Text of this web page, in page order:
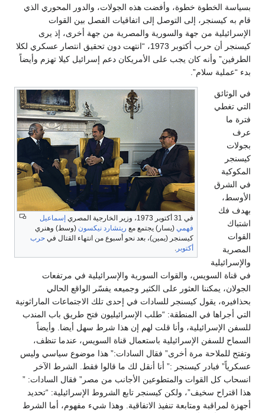
بسياسة الخطوة خطوة، وأفضت هذه الجولات، والدور المحوري الذي
قام به كيسنجر، إلى التوصل إلى اتفاقيات الفصل بين القوات
الإسرائيلية من جهة والسورية والمصرية من جهة أخرى، إذ يرى
كيسنجر أن حرب أكتوبر 1973، “انتهت دون تحقيق انتصار عسكري لكلا
الطرفين” وأنه كان يجب على الأمريكان دعم إسرائيل كيلا تهزم وأيضاً
بدء “عملية سلام”.
في 31 أكتوبر 1973، وزير الخارجية المصري
إسماعيل
فهمي (يسار) يجتمع مع ريتشارد نيكسون (وسط) وهنري
كيسنجر (يمين)، بعد نحو أسبوع من انتهاء القتال في حرب
أكتوبر .
في الوثائق
التي تغطي
فترة ما
عرف
بجولات
كيسنجر
المكوكية
في الشرق
الأوسط،
بهدف فك
اشتباك
القوات
المصرية
والإسرائيلية
في قناة السويس، والقوات السورية والإسرائيلية في مرتفعات
الجولان، يمكننا العثور على الكثير وجميعه يفسّر الواقع الحالي
بحذافيره، يقول كيسنجر للسادات في إحدى تلك الاجتماعات الماراثونية
التي أجراها في المنطقة: “طلب الإسرائيليون فتح طريق باب المندب
للسفن الإسرائيلية، وأنا قلت لهم إن هذا شرط سهل أيضا. وأيضاً
السماح للسفن الإسرائيلية باستعمال قناة السويس، عندما تنظف،
وتفتح للملاحة مرة أخرى” فقال السادات:” هذا موضوع سياسي وليس
عسكرياً” فبادر كيسنجر :” أنا أنقل لك ما قالوا فقط. الشرط الآخر
انسحاب كل القوات والمتطوعين الأجانب من مصر” فقال السادات: ”
هذا اقتراح سخيف”، ولكن كيسنجر تابع الشروط الإسرائيلية: “تحديد
أجهزة لمراقبة ومتابعة تنفيذ الاتفاقية. وهذا شيء مفهوم، أما الشرط